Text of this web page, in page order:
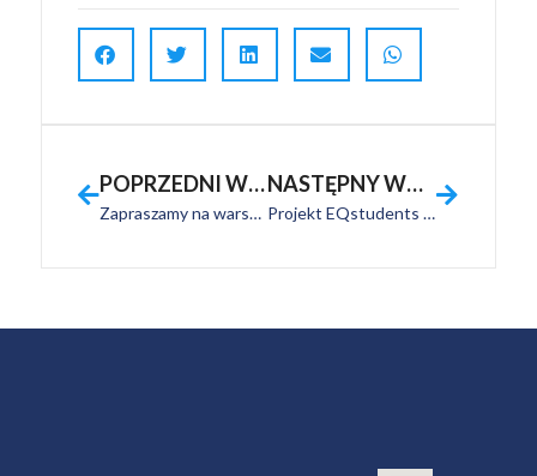
POPRZEDNI WPIS
Zapraszamy na warsztat pt. Jak budować bezpieczeństwo psychologiczne w zespołach rozproszonych?
NASTĘPNY WPIS
Projekt EQstudents uznany za dobrą praktykę przez Narodową Agencję programu Erasmus+!